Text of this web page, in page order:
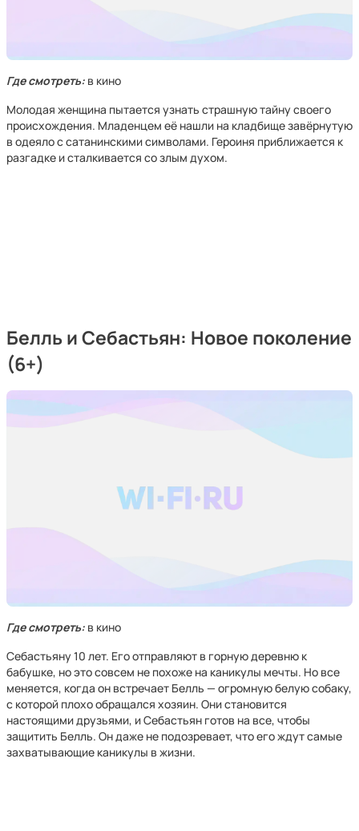
Где смотреть: в кино
Молодая женщина пытается узнать страшную тайну своего
происхождения. Младенцем её нашли на кладбище завёрнутую
в одеяло с сатанинскими символами. Героиня приближается к
разгадке и сталкивается со злым духом.
Белль и Себастьян: Новое поколение
(6+)
Где смотреть: в кино
Себастьяну 10 лет. Его отправляют в горную деревню к
бабушке, но это совсем не похоже на каникулы мечты. Но все
меняется, когда он встречает Белль — огромную белую собаку,
с которой плохо обращался хозяин. Они становится
настоящими друзьями, и Себастьян готов на все, чтобы
защитить Белль. Он даже не подозревает, что его ждут самые
захватывающие каникулы в жизни.